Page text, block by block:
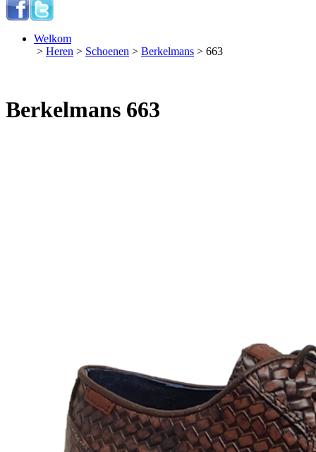
Welkom
> Heren > Schoenen > Berkelmans > 663
Berkelmans 663